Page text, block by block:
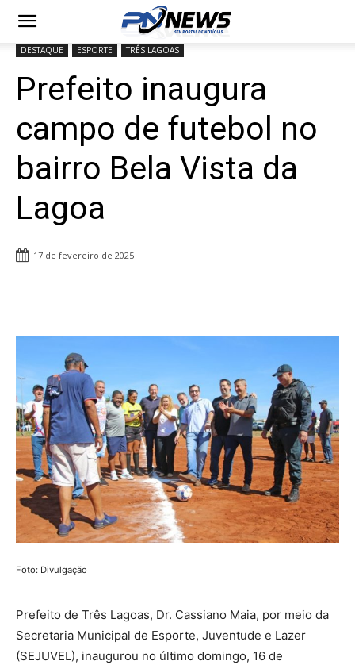
DESTAQUE ESPORTE TRÊS LAGOAS
Prefeito inaugura
campo de futebol no
bairro Bela Vista da
Lagoa
17 de fevereiro de 2025
Foto: Divulgação
Prefeito de Três Lagoas, Dr. Cassiano Maia, por meio da
Secretaria Municipal de Esporte, Juventude e Lazer
(SEJUVEL), inaugurou no último domingo, 16 de